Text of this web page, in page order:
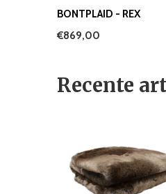
BONTPLAID - REX
€869,00
Recente